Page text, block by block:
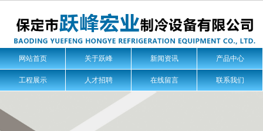
网站首页 关于跃峰 新闻资讯 产品中心
工程展示 人才招聘 在线留言 联系我们